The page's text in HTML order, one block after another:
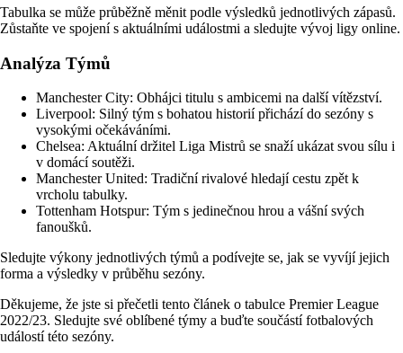
Tabulka se může průběžně měnit podle výsledků jednotlivých zápasů.
Zůstaňte ve spojení s aktuálními událostmi a sledujte vývoj ligy online.
Analýza Týmů
Manchester City: Obhájci titulu s ambicemi na další vítězství.
Liverpool: Silný tým s bohatou historií přichází do sezóny s
vysokými očekáváními.
Chelsea: Aktuální držitel Liga Mistrů se snaží ukázat svou sílu i
v domácí soutěži.
Manchester United: Tradiční rivalové hledají cestu zpět k
vrcholu tabulky.
Tottenham Hotspur: Tým s jedinečnou hrou a vášní svých
fanoušků.
Sledujte výkony jednotlivých týmů a podívejte se, jak se vyvíjí jejich
forma a výsledky v průběhu sezóny.
Děkujeme, že jste si přečetli tento článek o tabulce Premier League
2022/23. Sledujte své oblíbené týmy a buďte součástí fotbalových
událostí této sezóny.